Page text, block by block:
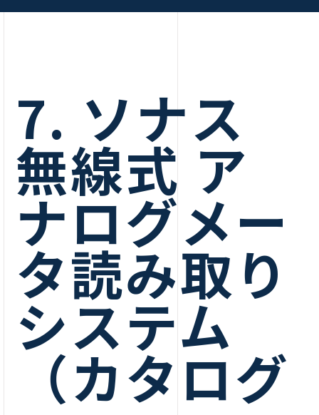
7. ソナス
無線式 ア
ナログメー
タ読み取り
システム
（カタログ